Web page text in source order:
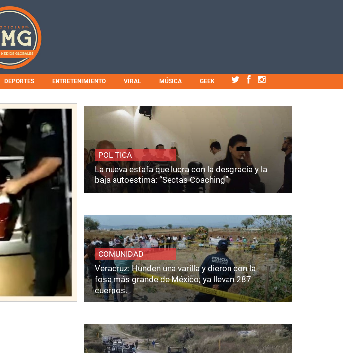
DEPORTES ENTRETENIMIENTO VIRAL MÚSICA GEEK
POLITICA
La nueva estafa que lucra con la desgracia y la
baja autoestima: “Sectas Coaching”
COMUNIDAD
Veracruz: Hunden una varilla y dieron con la
fosa más grande de México; ya llevan 287
cuerpos.